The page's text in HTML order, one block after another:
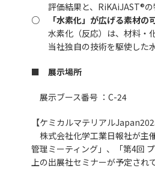
評価結果と、RiKAiJAST®の
○ 「水素化」が広げる素材の
水素化（反応）は、材料・化
当社独自の技術を駆使した水
■ 展示場所
展示ブース番号 ：C-24
【ケミカルマテリアル
株式会社化学工業日報社が主
管理ミーティング」、「第4回
上の出展社セミナーが予定され